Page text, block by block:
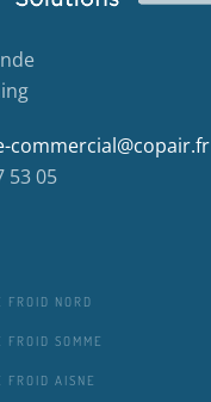
commercial@copair.fr
53 05
FROID NORD
FROID SOMME
FROID AISNE